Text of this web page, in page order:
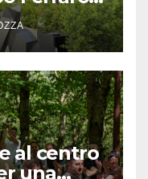
al centro
una